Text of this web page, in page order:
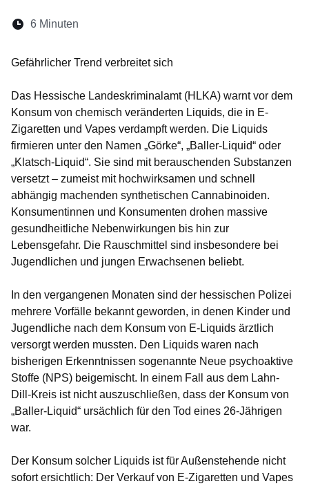
Lesedauer:
6 Minuten
Gefährlicher Trend verbreitet sich
Das Hessische Landeskriminalamt (HLKA) warnt vor dem
Konsum von chemisch veränderten Liquids, die in E-
Zigaretten und Vapes verdampft werden. Die Liquids
firmieren unter den Namen „Görke“, „Baller-Liquid“ oder
„Klatsch-Liquid“. Sie sind mit berauschenden Substanzen
versetzt – zumeist mit hochwirksamen und schnell
abhängig machenden synthetischen Cannabinoiden.
Konsumentinnen und Konsumenten drohen massive
gesundheitliche Nebenwirkungen bis hin zur
Lebensgefahr. Die Rauschmittel sind insbesondere bei
Jugendlichen und jungen Erwachsenen beliebt.
In den vergangenen Monaten sind der hessischen Polizei
mehrere Vorfälle bekannt geworden, in denen Kinder und
Jugendliche nach dem Konsum von E-Liquids ärztlich
versorgt werden mussten. Den Liquids waren nach
bisherigen Erkenntnissen sogenannte Neue psychoaktive
Stoffe (NPS) beigemischt. In einem Fall aus dem Lahn-
Dill-Kreis ist nicht auszuschließen, dass der Konsum von
„Baller-Liquid“ ursächlich für den Tod eines 26-Jährigen
war.
Der Konsum solcher Liquids ist für Außenstehende nicht
sofort ersichtlich: Der Verkauf von E-Zigaretten und Vapes